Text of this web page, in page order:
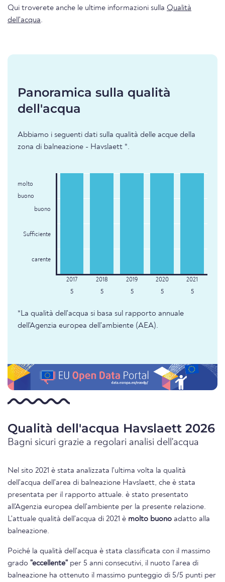
Qui troverete anche le ultime informazioni sulla Qualità
dell'acqua.
Panoramica sulla qualità
dell'acqua
Abbiamo i seguenti dati sulla qualità delle acque della
zona di balneazione - Havslaett *.
molto
buono
buono
Sufficiente
carente
5 5 5 5 5
*La qualità dell'acqua si basa sul rapporto annuale
dell'Agenzia europea dell'ambiente (AEA).
Qualità dell'acqua Havslaett 2026
Bagni sicuri grazie a regolari analisi dell'acqua
Nel sito 2021 è stata analizzata l'ultima volta la qualità
dell'acqua dell'area di balneazione Havslaett, che è stata
presentata per il rapporto attuale. è stato presentato
all'Agenzia europea dell'ambiente per la presente relazione.
L'attuale qualità dell'acqua di 2021 è molto buono adatto alla
balneazione.
Poiché la qualità dell'acqua è stata classificata con il massimo
grado "eccellente" per 5 anni consecutivi, il nuoto l'area di
balneazione ha ottenuto il massimo punteggio di 5/5 punti per